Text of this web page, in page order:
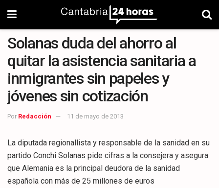
Solanas duda del ahorro al
quitar la asistencia sanitaria a
inmigrantes sin papeles y
jóvenes sin cotización
Por Redacción 11 de mayo de 2013
La diputada regionallista y responsable de la sanidad en su
partido Conchi Solanas pide cifras a la consejera y asegura
que Alemania es la principal deudora de la sanidad
española con más de 25 millones de euros